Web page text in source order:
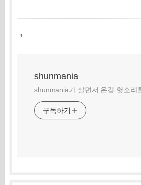
,
shunmania
shunmania가 살면서 온갖 헛소리
구독하기